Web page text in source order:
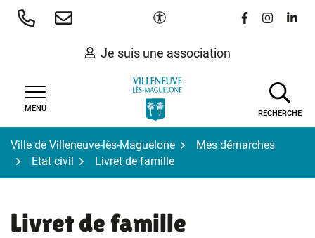
Aller
Paramètres d'accessibilité
Lien vers le
Lien vers
Lien
Je suis une association
MENU
RECHERCHE
Ville de Villeneuve-lès-Maguelone
Mes démarches
Etat civil
Livret de famille
Livret de famille